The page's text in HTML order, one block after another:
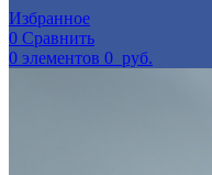
Избранное
0 Сравнить
0 элементов 0 руб.